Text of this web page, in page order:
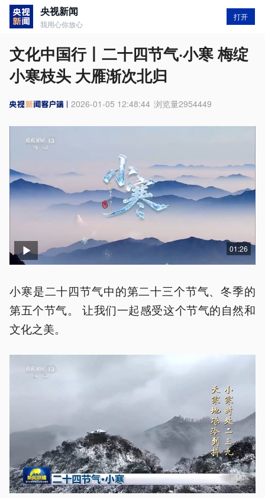
央视新闻
我用心你放心
打开
文化中国行丨二十四节气·小寒 梅绽
小寒枝头 大雁渐次北归
2026-01-05 12:48:44 浏览量2954449
01:26
小寒是二十四节气中的第二十三个节气、冬季的
第五个节气。 让我们一起感受这个节气的自然和
文化之美。